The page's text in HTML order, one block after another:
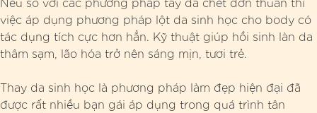
việc áp dụng phương pháp lột da sinh học cho body có
tác dụng tích cực hơn hẳn. Kỹ thuật giúp hồi sinh làn da
thâm sạm, lão hóa trở nên sáng mịn, tươi trẻ.
Thay da sinh học là phương pháp làm đẹp hiện đại đã
được rất nhiều bạn gái áp dụng trong quá trình tân